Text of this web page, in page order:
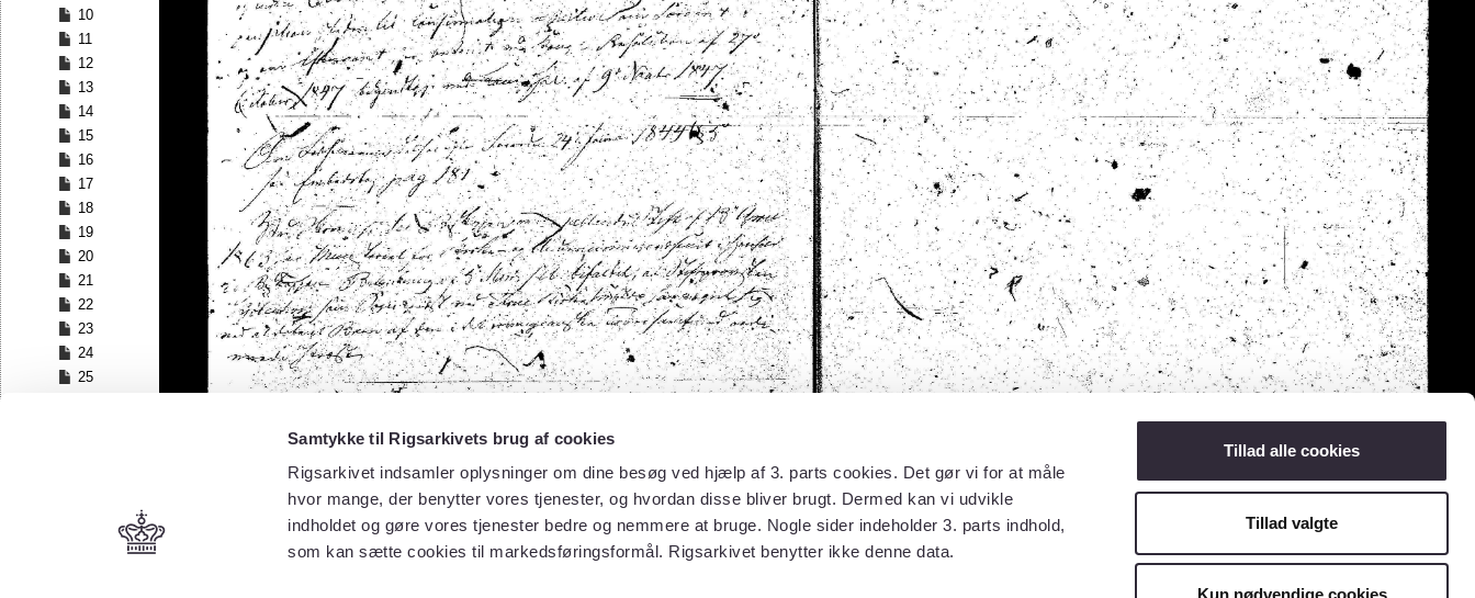
Samtykke til Rigsarkivets brug af cookies
Rigsarkivet indsamler oplysninger om dine besøg ved hjælp af 3. parts cookies. Det gør vi for at måle
hvor mange, der benytter vores tjenester, og hvordan disse bliver brugt. Dermed kan vi udvikle
indholdet og gøre vores tjenester bedre og nemmere at bruge. Nogle sider indeholder 3. parts indhold,
som kan sætte cookies til markedsføringsformål. Rigsarkivet benytter ikke denne data.
Tillad alle cookies
Tillad valgte
Kun nødvendige cookies
10
11
12
13
14
15
16
17
18
19
20
21
22
23
24
25